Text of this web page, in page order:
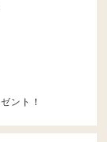
ント！